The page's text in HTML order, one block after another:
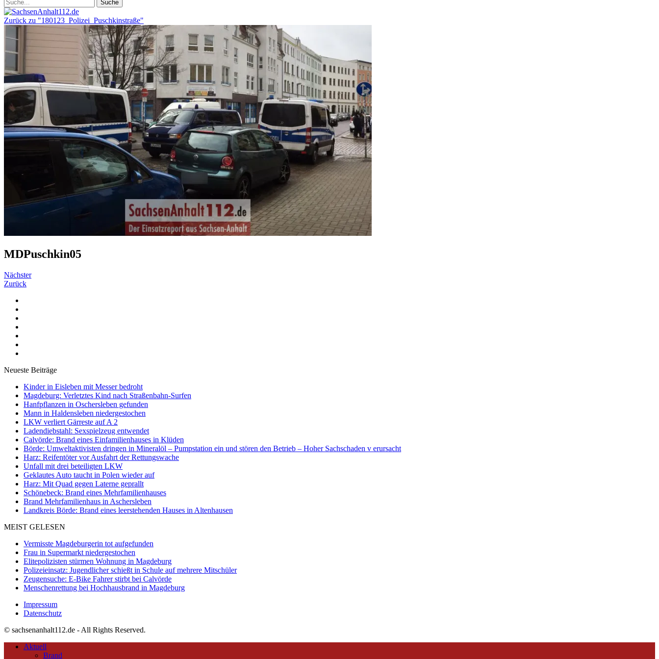
Zurück zu "180123_Polizei_Puschkinstraße"
MDPuschkin05
Nächster
Zurück
Neueste Beiträge
Kinder in Eisleben mit Messer bedroht
Magdeburg: Verletztes Kind nach Straßenbahn-Surfen
Hanfpflanzen in Oschersleben gefunden
Mann in Haldensleben niedergestochen
LKW verliert Gärreste auf A 2
Ladendiebstahl: Sexspielzeug entwendet
Calvörde: Brand eines Einfamilienhauses in Klüden
Börde: Umweltaktivisten dringen in Mineralöl – Pumpstation ein und stören den Betrieb – Hoher Sachschaden v erursacht
Harz: Reifentöter vor Ausfahrt der Rettungswache
Unfall mit drei beteiligten LKW
Geklautes Auto taucht in Polen wieder auf
Harz: Mit Quad gegen Laterne geprallt
Schönebeck: Brand eines Mehrfamilienhauses
Brand Mehrfamilienhaus in Aschersleben
Landkreis Börde: Brand eines leerstehenden Hauses in Altenhausen
MEIST GELESEN
Vermisste Magdeburgerin tot aufgefunden
Frau in Supermarkt niedergestochen
Elitepolizisten stürmen Wohnung in Magdeburg
Polizeieinsatz: Jugendlicher schießt in Schule auf mehrere Mitschüler
Zeugensuche: E-Bike Fahrer stirbt bei Calvörde
Menschenrettung bei Hochhausbrand in Magdeburg
Impressum
Datenschutz
© sachsenanhalt112.de - All Rights Reserved.
Aktuell
Brand